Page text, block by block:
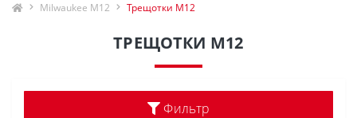
Milwaukee M12 Трещотки M12
ТРЕЩОТКИ M12
Фильтр